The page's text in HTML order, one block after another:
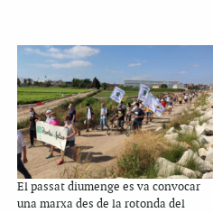
El passat diumenge es va convocar
una marxa des de la rotonda del